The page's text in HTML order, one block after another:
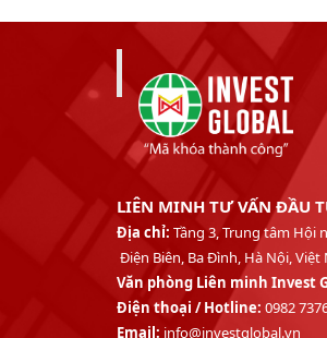
LIÊN MINH TƯ VẤN ĐẦU
Địa chỉ: Tầng 3, Trung tâm Hội
Điện Biên, Ba Đình, Hà Nội, Việt
Văn phòng Liên minh Invest
Điện thoại /Hotline: 0982
Email: info@investglobal.vn